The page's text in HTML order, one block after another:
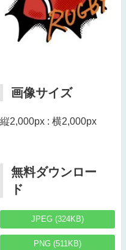
画像サイズ
縦2,000px : 横2,000px
無料ダウンロー
ド
JPEG (324KB)
PNG (511KB)